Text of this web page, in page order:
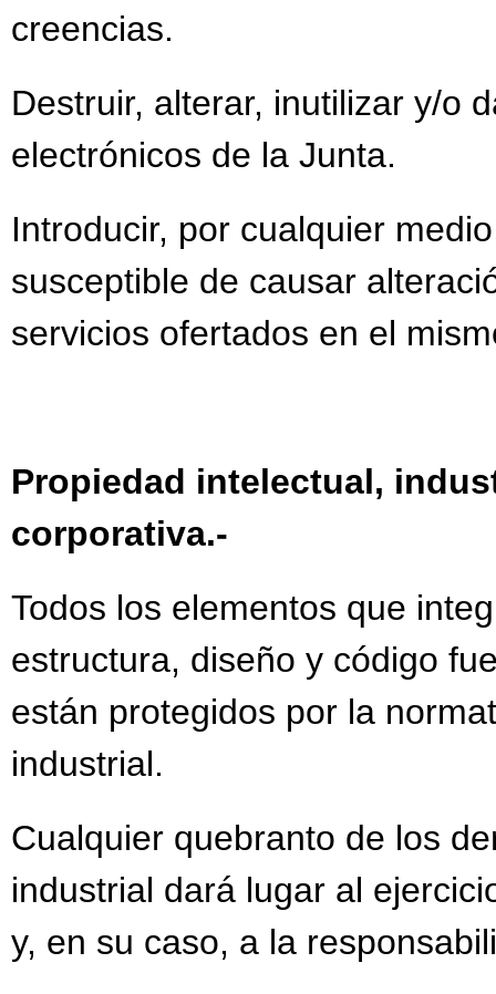
creencias.
Destruir, alterar, inutilizar y/o
electrónicos de la Junta.
Introducir, por cualquier
susceptible de causar
servicios ofertados en el
Propiedad intelectual,
corporativa.-
Todos los elementos que
estructura, diseño y código
están protegidos por la
industrial.
Cualquier quebranto de los
industrial dará lugar al
y, en su caso, a la